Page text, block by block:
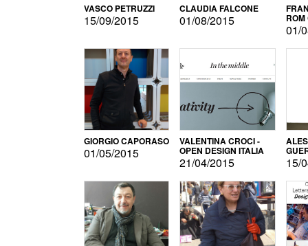
VASCO PETRUZZI
15/09/2015
CLAUDIA FALCONE
01/08/2015
01/
GIORGIO CAPORASO
01/05/2015
VALENTINA CROCI -
OPEN DESIGN ITALIA
21/04/2015 15/